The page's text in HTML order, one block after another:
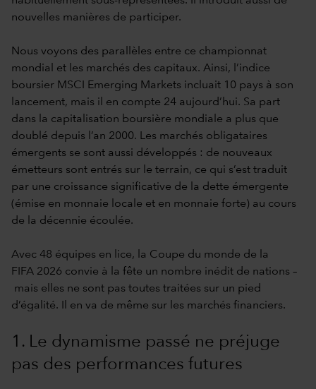
nouvelles manières de participer.
Nous voyons des parallèles entre ce championnat
mondial et les marchés des capitaux. Ainsi, l’indice
boursier MSCI Emerging Markets incluait 10 pays à son
lancement, mais il en compte 24 aujourd’hui. Sa part
dans la capitalisation boursière mondiale a plus que
doublé depuis l’an 2000. Les marchés obligataires
émergents se sont aussi développés : de nouveaux
émetteurs sont entrés sur le terrain, ce qui s’est traduit
par une croissance significative de la dette émergente
(émise en monnaie locale et en monnaie forte) au cours
de la décennie écoulée.
Avec 48 équipes en lice, la Coupe du monde de la
FIFA 2026 convie à la fête un nombre inédit de nations –
mais elles ne sont pas toutes traitées sur un pied
d’égalité. Il en va de même sur les marchés financiers.
1. Le dynamisme passé ne préjuge
pas des performances futures